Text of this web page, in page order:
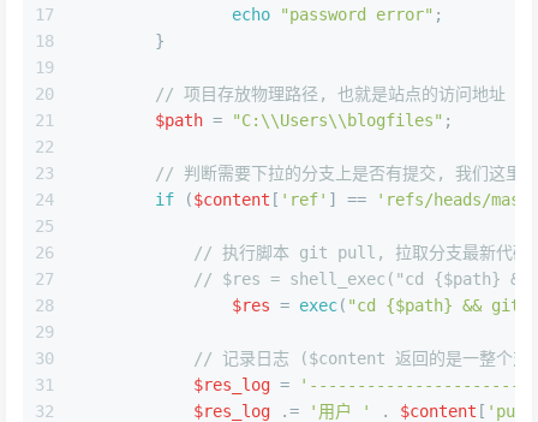
17
18
19
20
21
22
23
24
25
26
27
28
29
30
31
32
echo
"password error" ;
	}
// 项目存放物理路径, 也就是站点的访问地址
$path = "C:\\Users\\blogfiles" ;
// 判断需要下拉的分支上是否有提交, 我们这里
if ($content [ 'ref' ] == 'refs/heads/
// 执行脚本 git pull, 拉取分支最新代码
// $res = shell_exec("cd {$path} &&
$res = exec( "cd {$path} && git
// 记录日志 ($content 返回的是一整个对
$res_log =
$res_log .= '用户 ' . $content [